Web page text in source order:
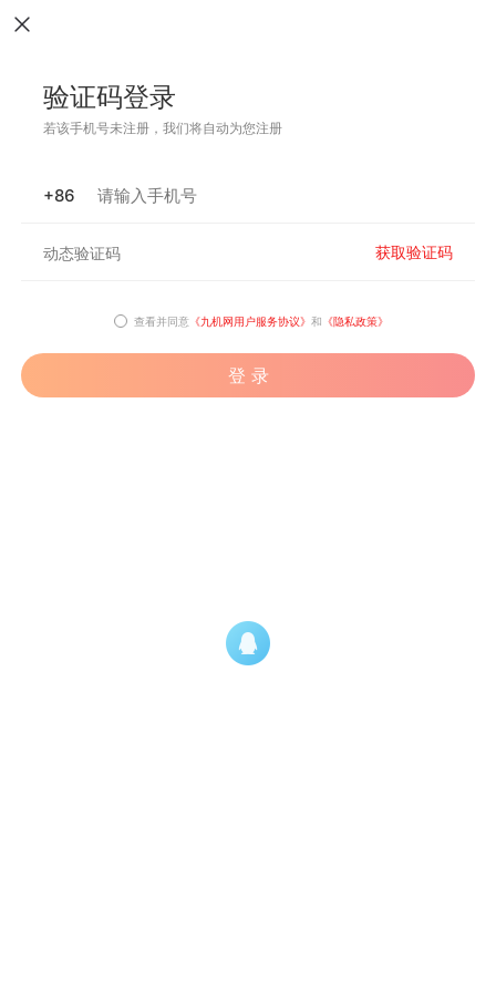
验证码登录
若该手机号未注册，我们将自动为您注册
+86
获取验证码
查看并同意 《九机网用户服务协议》 和 《隐私政策》
登 录